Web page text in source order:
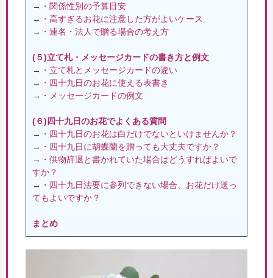
→ ・関係性別の予算目安
→ ・高すぎるお花に注意した方がよいケース
→ ・連名・法人で贈る場合の考え方
(５)立て札・メッセージカードの書き方と例文
→ ・立て札とメッセージカードの違い
→ ・四十九日のお花に使える表書き
→ ・メッセージカードの例文
(６)四十九日のお花でよくある質問
→ ・四十九日のお花は白だけでないといけませんか？
→ ・四十九日に胡蝶蘭を贈っても大丈夫ですか？
→ ・供物辞退と書かれていた場合はどうすればよいで
すか？
→ ・四十九日法要に参列できない場合、お花だけ送っ
てもよいですか？
まとめ